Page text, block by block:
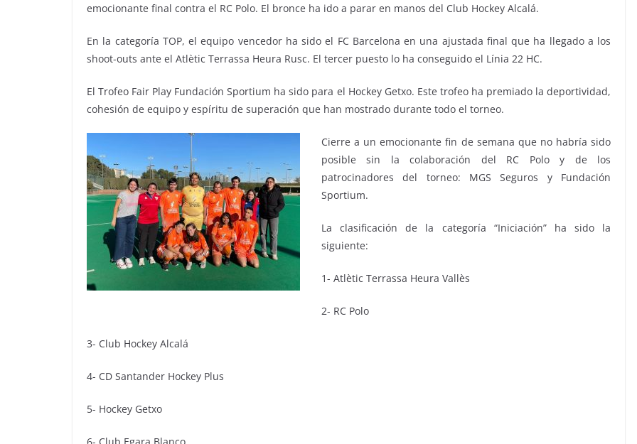
emocionante final contra el RC Polo. El bronce ha ido a parar en manos del Club Hockey Alcalá.
En la categoría TOP, el equipo vencedor ha sido el FC Barcelona en una ajustada final que ha llegado a los
shoot-outs ante el Atlètic Terrassa Heura Rusc. El tercer puesto lo ha conseguido el Línia 22 HC.
El Trofeo Fair Play Fundación Sportium ha sido para el Hockey Getxo. Este trofeo ha premiado la deportividad,
cohesión de equipo y espíritu de superación que han mostrado durante todo el torneo.
Cierre a un emocionante fin de semana que no habría sido
posible sin la colaboración del RC Polo y de los
patrocinadores del torneo: MGS Seguros y Fundación
Sportium.
La clasificación de la categoría “Iniciación” ha sido la
siguiente:
1- Atlètic Terrassa Heura Vallès
2- RC Polo
3- Club Hockey Alcalá
4- CD Santander Hockey Plus
5- Hockey Getxo
6- Club Egara Blanco